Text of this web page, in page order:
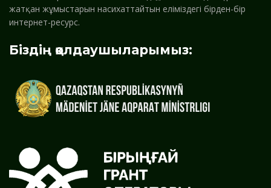
жатқан жұмыстарын насихаттайтын еліміздегі бірден-бір
интернет-ресурс.
Біздің қолдаушыларымыз: